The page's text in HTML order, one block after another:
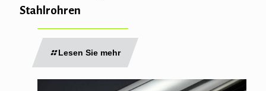
Stahlrohren
Lesen Sie mehr